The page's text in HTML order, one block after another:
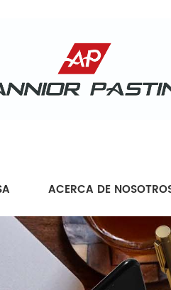
ACERCA DE